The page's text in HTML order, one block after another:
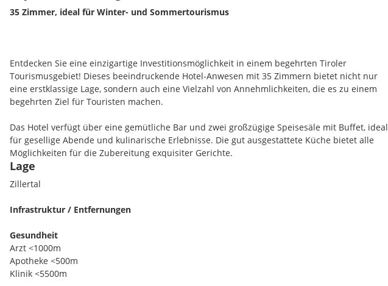
35 Zimmer, ideal für Winter- und Sommertourismus
Entdecken Sie eine einzigartige Investitionsmöglichkeit in einem begehrten Tiroler
Tourismusgebiet! Dieses beeindruckende Hotel-Anwesen mit 35 Zimmern bietet nicht nur
eine erstklassige Lage, sondern auch eine Vielzahl von Annehmlichkeiten, die es zu einem
begehrten Ziel für Touristen machen.
Das Hotel verfügt über eine gemütliche Bar und zwei großzügige Speisesäle mit Buffet, ideal
für gesellige Abende und kulinarische Erlebnisse. Die gut ausgestattete Küche bietet alle
Möglichkeiten für die Zubereitung exquisiter Gerichte.
Die Anlage beeindruckt mit einer Orangerie, die einen besonderen Charme verleiht, sowie
einer Sauna, zwei Behandlungsräumen und einem Fitnessraum für entspannte
Wellnessmomente. Das Hallenbad, Dampfbad und Solarium bieten weitere Möglichkeiten
zur Erholung. Zwei Ruheräume laden zum Verweilen ein, und ein gut sortierter Weinkeller
rundet das Angebot ab.
Genießen Sie Sonnenstunden auf der großen Terrasse und im Winter die Nähe zu einem
erstklassigen Skigebiet. Ein Skiraum ist vorhanden, um den Gästen einen reibungslosen
Start in den Skitag zu ermöglichen.
Lage
Zillertal
Infrastruktur / Entfernungen
Gesundheit
Arzt <1000m
Apotheke <500m
Klinik <5500m